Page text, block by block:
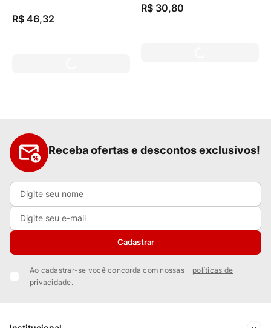
R$ 46,32
R$ 30,80
Receba ofertas e descontos exclusivos!
Cadastrar
Ao cadastrar-se você concorda com nossas
políticas de
privacidade.